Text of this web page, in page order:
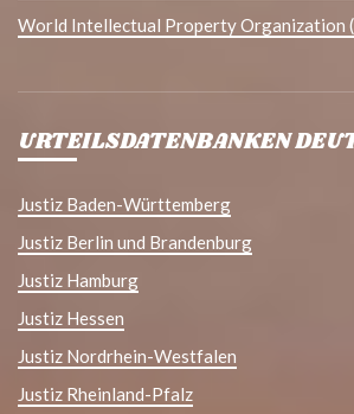
World Intellectual Property Organization
URTEILSDATENBANKEN
Justiz Baden-Württemberg
Justiz Berlin und Brandenburg
Justiz Hamburg
Justiz Hessen
Justiz Nordrhein-Westfalen
Justiz Rheinland-Pfalz